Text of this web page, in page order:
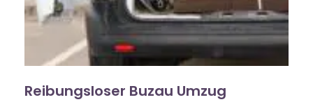
Reibungsloser Buzau Umzug